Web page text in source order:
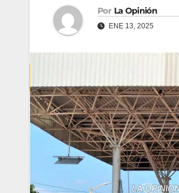
Por La Opinión
ENE 13, 2025